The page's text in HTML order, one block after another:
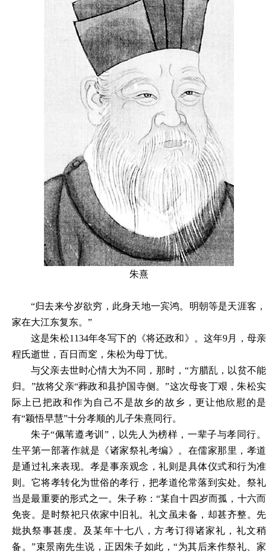
朱熹
“归去来兮岁欲穷，此身天地一宾鸿。明朝等是天涯客，
家在大江东复东。”
这是朱松1134年冬写下的《将还政和》。这年9月，母亲
程氏逝世，百日而窆，朱松为母丁忧。
与父亲去世时心情大为不同，那时，“方腊乱，以贫不能
归。”故将父亲“葬政和县护国寺侧。”这次母丧丁艰，朱松实
际上已把政和作为自己不是故乡的故乡，更让他欣慰的是
有“颖悟早慧”十分孝顺的儿子朱熹同行。
朱子“佩苇遵考训”，以先人为榜样，一辈子与孝同行。
生平第一部著作就是《诸家祭礼考编》。在儒家那里，孝道
是通过礼来表现。孝是事亲观念，礼则是具体仪式和行为准
则。它将孝转化为世俗的孝行，把孝道伦常落到实处。祭礼
当是最重要的形式之一。朱子称：“某自十四岁而孤，十六而
免丧。是时祭祀只依家中旧礼。礼文虽未备，却甚齐整。先
妣执祭事甚虔。及某年十七八，方考订得诸家礼，礼文稍
备。”束景南先生说，正因朱子如此，“为其后来作祭礼、家